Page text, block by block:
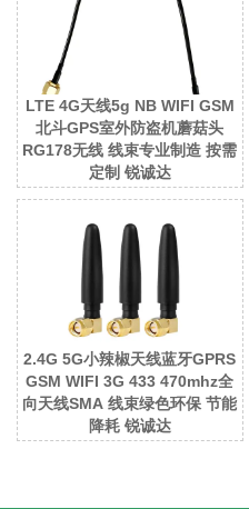
LTE 4G天线5g NB WIFI GSM
北斗GPS室外防盗机蘑菇头
RG178无线 线束专业制造 按需
定制 锐诚达
2.4G 5G小辣椒天线蓝牙GPRS
GSM WIFI 3G 433 470mhz全
向天线SMA 线束绿色环保 节能
降耗 锐诚达